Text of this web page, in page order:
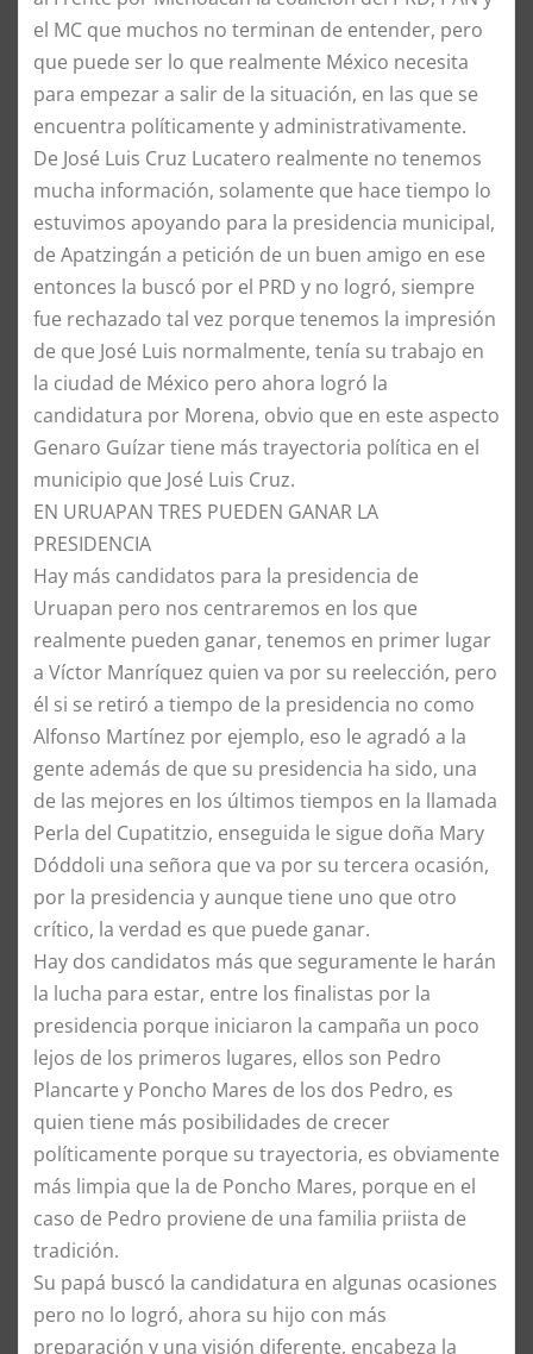
el MC que muchos no terminan de entender, pero
que puede ser lo que realmente México necesita
para empezar a salir de la situación, en las que se
encuentra políticamente y administrativamente.
De José Luis Cruz Lucatero realmente no tenemos
mucha información, solamente que hace tiempo lo
estuvimos apoyando para la presidencia municipal,
de Apatzingán a petición de un buen amigo en ese
entonces la buscó por el PRD y no logró, siempre
fue rechazado tal vez porque tenemos la impresión
de que José Luis normalmente, tenía su trabajo en
la ciudad de México pero ahora logró la
candidatura por Morena, obvio que en este aspecto
Genaro Guízar tiene más trayectoria política en el
municipio que José Luis Cruz.
EN URUAPAN TRES PUEDEN GANAR LA
PRESIDENCIA
Hay más candidatos para la presidencia de
Uruapan pero nos centraremos en los que
realmente pueden ganar, tenemos en primer lugar
a Víctor Manríquez quien va por su reelección, pero
él si se retiró a tiempo de la presidencia no como
Alfonso Martínez por ejemplo, eso le agradó a la
gente además de que su presidencia ha sido, una
de las mejores en los últimos tiempos en la llamada
Perla del Cupatitzio, enseguida le sigue doña Mary
Dóddoli una señora que va por su tercera ocasión,
por la presidencia y aunque tiene uno que otro
crítico, la verdad es que puede ganar.
Hay dos candidatos más que seguramente le harán
la lucha para estar, entre los finalistas por la
presidencia porque iniciaron la campaña un poco
lejos de los primeros lugares, ellos son Pedro
Plancarte y Poncho Mares de los dos Pedro, es
quien tiene más posibilidades de crecer
políticamente porque su trayectoria, es obviamente
más limpia que la de Poncho Mares, porque en el
caso de Pedro proviene de una familia priista de
tradición.
Su papá buscó la candidatura en algunas ocasiones
pero no lo logró, ahora su hijo con más
preparación y una visión diferente, encabeza la